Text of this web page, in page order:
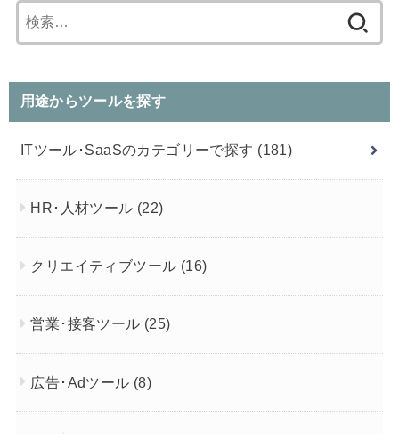
索:
用途からツールを探す
ITツール･SaaSのカテゴリーで探す (181)
HR･人材ツール (22)
クリエイティブツール (16)
営業･接客ツール (25)
広告･Adツール (8)